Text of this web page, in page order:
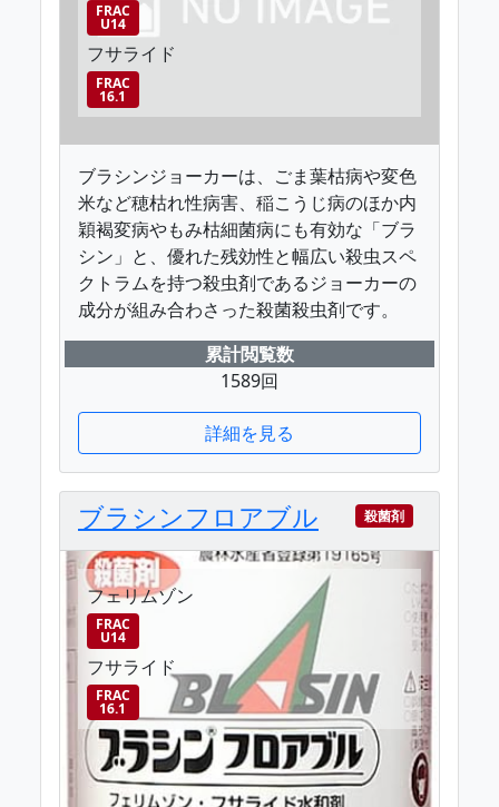
FRAC
U14
フサライド
FRAC
16.1
ブラシンジョーカーは、ごま葉枯病や変色
米など穂枯れ性病害、稲こうじ病のほか内
穎褐変病やもみ枯細菌病にも有効な「ブラ
シン」と、優れた残効性と幅広い殺虫スペ
クトラムを持つ殺虫剤であるジョーカーの
成分が組み合わさった殺菌殺虫剤です。
累計閲覧数
1589回
詳細を見る
ブラシンフロアブル 殺菌剤
フェリムゾン
FRAC
U14
フサライド
FRAC
16.1